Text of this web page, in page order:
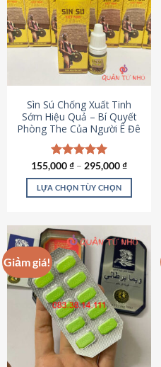
Sìn Sú Chống Xuất Tinh
Sớm Hiệu Quả – Bí Quyết
Phòng The Của Người Ê Đê
Được xếp
hạng4.95
5 sao
155,000₫ – 295,000₫
LỰA CHỌN TÙY CHỌN
này
có
nhiều
biến
thể.
Các
tùy
chọn
có
Giảm giá!